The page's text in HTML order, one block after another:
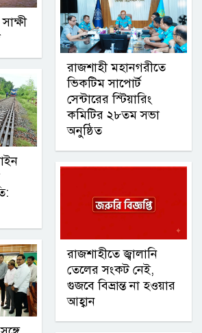
রাজশাহী মহানগরীতে
ভিকটিম সাপোর্ট
সেন্টারের স্টিয়ারিং
কমিটির ২৮তম সভা
অনুষ্ঠিত
রাজশাহীতে জ্বালানি
তেলের সংকট নেই,
গুজবে বিভ্রান্ত না হওয়ার
আহ্বান